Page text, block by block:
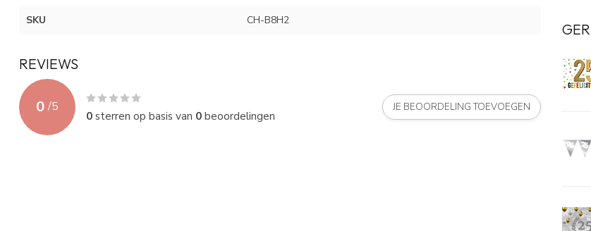
SKU CH-B8H2
REVIEWS
0 /5
0sterren op basis van 0beoordelingen
JE BEOORDELING TOEVOEGEN